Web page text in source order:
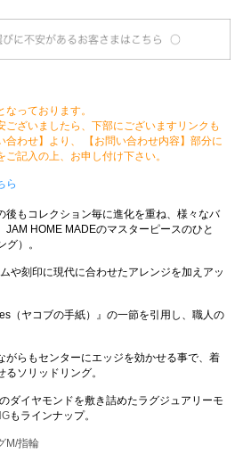
っております。
ございましたら、下部にございますリンクも
合わせ】より、 【お問い合わせ内容】部分に
ご記入の上、お申し付け下さい。
ら
後もコレクション毎に進化を重ね、様々なバ
JAM HOME MADEのマスターピースのひと
）。
や刻印に現代に合わせたアレンジを加えアッ
（ヤコブの手紙）』の一節を引用し、職人の
がらもセンターにエッジを効かせる事で、着
ソリッドリング。
ダイヤモンドを敷き詰めたラグジュアリーモ
もラインナップ。
M/指輪